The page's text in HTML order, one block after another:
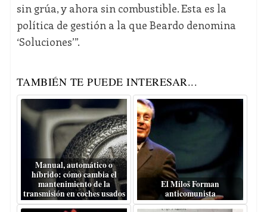
sin grúa, y ahora sin combustible. Esta es la
política de gestión a la que Beardo denomina
‘Soluciones’”.
TAMBIÉN TE PUEDE INTERESAR...
Manual, automático o
híbrido: cómo cambia el
mantenimiento de la
transmisión en coches usados
El Miloš Forman
anticomunista